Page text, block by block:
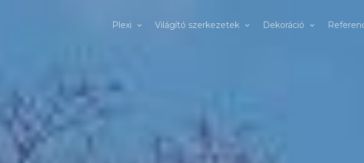
Plexi Világító szerkezetek Dekoráció